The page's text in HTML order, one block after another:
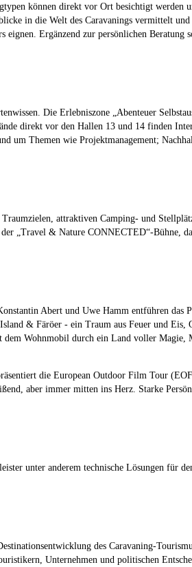
können direkt vor Ort besichtigt werden
in die Welt des Caravanings vermittelt
Ergänzend zur persönlichen Beratung
Die Erlebniszone „Abenteuer
direkt vor den Hallen 13 und 14 finden
um Themen wie Projektmanagement;
attraktiven Camping- und
„Travel & Nature CONNECTED“-Bühne,
Abert und Uwe Hamm entführen das
& Färöer - ein Traum aus Feuer und Eis,
Wohnmobil durch ein Land voller Magie,
die European Outdoor Film Tour
aber immer mitten ins Herz. Starke
unter anderem technische Lösungen für
des Caravaning-
Unternehmen und politischen